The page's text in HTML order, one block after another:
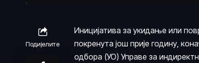
Подијелите
Иницијатива за укидање или
покренута још прије годину,
одбора (УО) Управе за